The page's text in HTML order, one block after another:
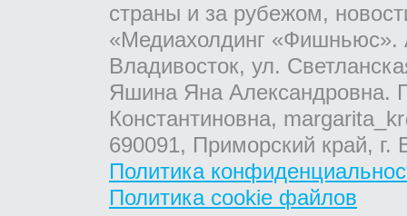
страны и за рубежом,
«Медиахолдинг «Фишньюс».
Владивосток, ул.
Яшина Яна Александровна.
Константиновна,
690091, Приморский край,
Политика
Политика cookie файлов